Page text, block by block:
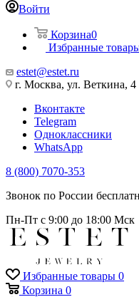
Войти
Корзина0
Избранные
estet@estet.ru
г. Москва, ул. Веткина, 4
Вконтакте
Telegram
Одноклассники
WhatsApp
8 (800) 7070-353
Звонок по России
Пн-Пт с 9:00 до 18:00 Мск
Избранные товары 0
Корзина 0